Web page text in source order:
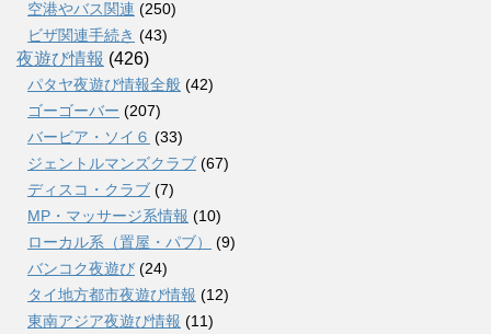
空港やバス関連 (250)
ビザ関連手続き (43)
夜遊び情報 (426)
パタヤ夜遊び情報全般 (42)
ゴーゴーバー (207)
バービア・ソイ６ (33)
ジェントルマンズクラブ (67)
ディスコ・クラブ (7)
MP・マッサージ系情報 (10)
ローカル系（置屋・パブ）
(9)
バンコク夜遊び (24)
タイ地方都市夜遊び情報 (12)
東南アジア夜遊び情報 (11)